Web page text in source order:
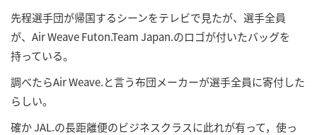
先程選手団が帰国するシーンをテレビで見たが、選手全員
が、Air Weave Futon.Team Japan.のロゴが付いたバッグを
持っている。
調べたらAir Weave.と言う布団メーカーが選手全員に寄付した
らしい。
確か JAL.の長距離便のビジネスクラスに此れが有って，使っ